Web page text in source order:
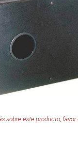
sobre este producto,